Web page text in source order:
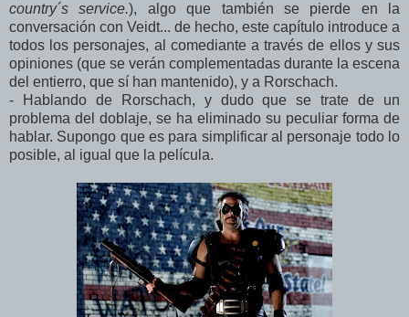
country´s service.), algo que también se pierde en la
conversación con Veidt... de hecho, este capítulo introduce a
todos los personajes, al comediante a través de ellos y sus
opiniones (que se verán complementadas durante la escena
del entierro, que sí han mantenido), y a Rorschach.
- Hablando de Rorschach, y dudo que se trate de un
problema del doblaje, se ha eliminado su peculiar forma de
hablar. Supongo que es para simplificar al personaje todo lo
posible, al igual que la película.